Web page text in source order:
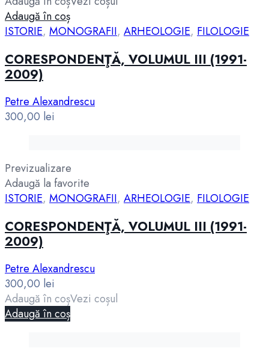
Adaugă în coș
ISTORIE, MONOGRAFII, ARHEOLOGIE, FILOLOGIE
CORESPONDENŢĂ, VOLUMUL III (1991-
2009)
Petre Alexandrescu
300,00 lei
Previzualizare
Adaugă la favorite
ISTORIE, MONOGRAFII, ARHEOLOGIE, FILOLOGIE
CORESPONDENŢĂ, VOLUMUL III (1991-
2009)
Petre Alexandrescu
300,00 lei
Adaugă în coșVezi coșul
Adaugă în coș